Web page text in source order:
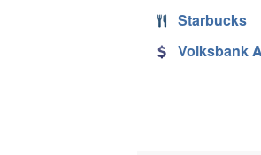
Starbucks
Volksbank